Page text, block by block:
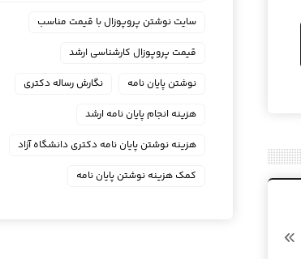
سایت نوشتن پروپوزال با قیمت مناسب
قیمت پروپوزال کارشناسی ارشد
نوشتن پایان نامه
نگارش رساله دکتری
هزینه انجام پایان نامه ارشد
هزینه نوشتن پایان نامه دکتری دانشگاه آزاد
کمک هزینه نوشتن پایان نامه